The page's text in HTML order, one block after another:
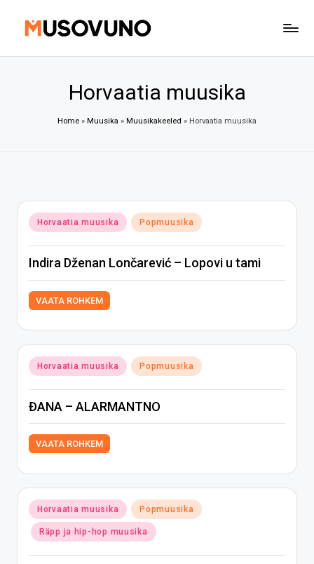
Horvaatia muusika
Home » Muusika » Muusikakeeled » Horvaatia muusika
Posted
in
Horvaatia muusika Popmuusika
Indira Dženan Lončarević – Lopovi u tami
VAATA ROHKEM
Posted
in
Horvaatia muusika Popmuusika
ĐANA – ALARMANTNO
VAATA ROHKEM
Posted
in
Horvaatia muusika Popmuusika
Räpp ja hip-hop muusika